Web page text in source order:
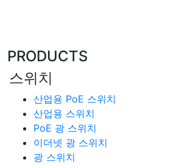
PRODUCTS
스위치
산업용 PoE 스위치
산업용 스위치
PoE 광 스위치
이더넷 광 스위치
광 스위치